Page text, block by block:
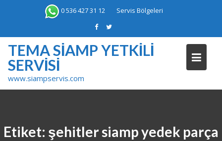
0 536 427 31 12 Servis Bölgeleri
TEMA SIAMP YETKILI
SERVISI
www.siampservis.com
Etiket: şehitler siamp yedek parça